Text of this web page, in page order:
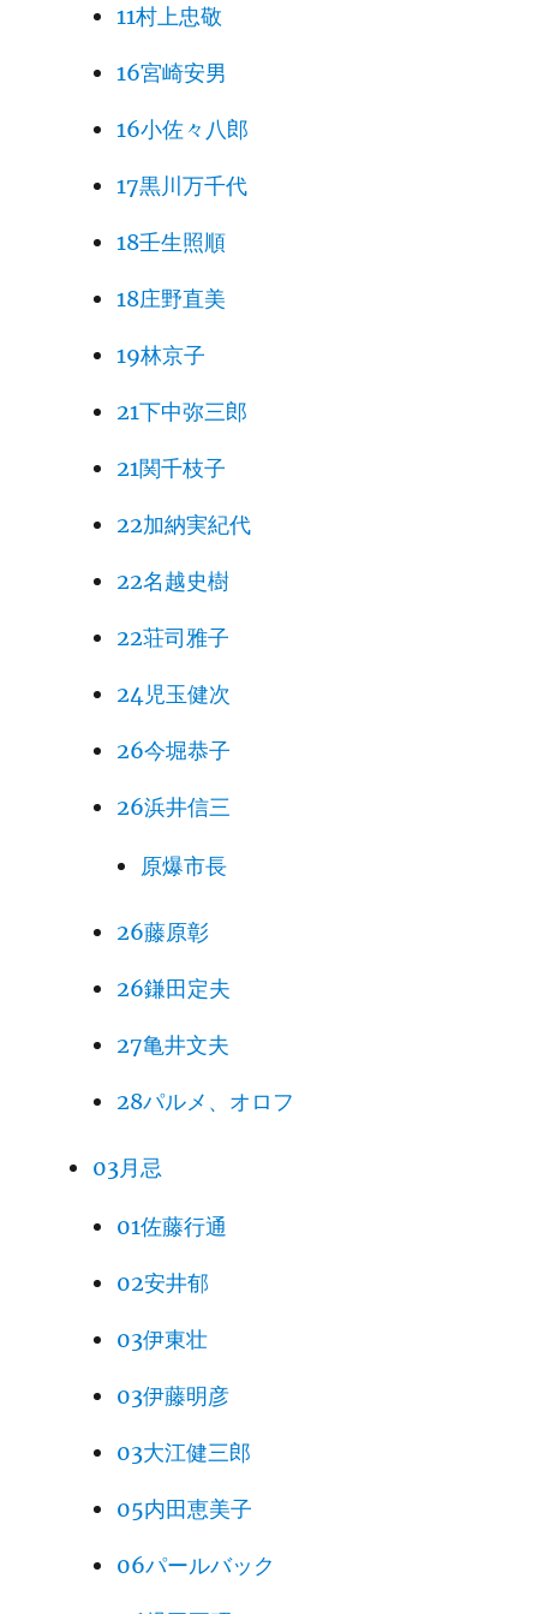
11村上忠敬
16宮崎安男
16小佐々八郎
17黒川万千代
18壬生照順
18庄野直美
19林京子
21下中弥三郎
21関千枝子
22加納実紀代
22名越史樹
22荘司雅子
24児玉健次
26今堀恭子
26浜井信三
原爆市長
26藤原彰
26鎌田定夫
27亀井文夫
28パルメ、オロフ
03月忌
01佐藤行通
02安井郁
03伊東壮
03伊藤明彦
03大江健三郎
05内田恵美子
06パールバック